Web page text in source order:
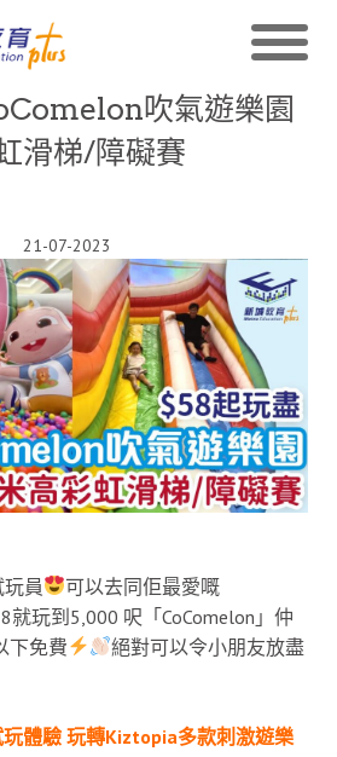
吹氣遊樂園
滑梯/障礙賽
21-07-2023
員
可以去同佢最愛嘅
就玩到5,000 呎「CoComelon」仲
下免費
絕對可以令小朋友放盡
體驗 玩轉Kiztopia多款刺激遊樂